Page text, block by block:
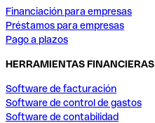
Financiación para empresas
Préstamos para empresas
Pago a plazos
HERRAMIENTAS FINANCIERAS
Software de facturación
Software de control de gastos
Software de contabilidad